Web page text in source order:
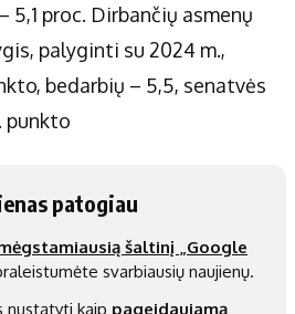
5,1 proc. Dirbančių asmenų
palyginti su 2024 m.,
bedarbių – 5,5, senatvės
punkto
patogiau
šaltinį „Google
svarbiausių naujienų.
nustatyti kaip pageidaujamą